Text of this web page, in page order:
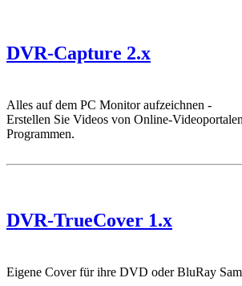
DVR-Capture 2.x
Alles auf dem PC Monitor aufzeichnen -
Erstellen Sie Videos von Online-
Programmen.
DVR-TrueCover 1.x
Eigene Cover für ihre DVD oder BluRay